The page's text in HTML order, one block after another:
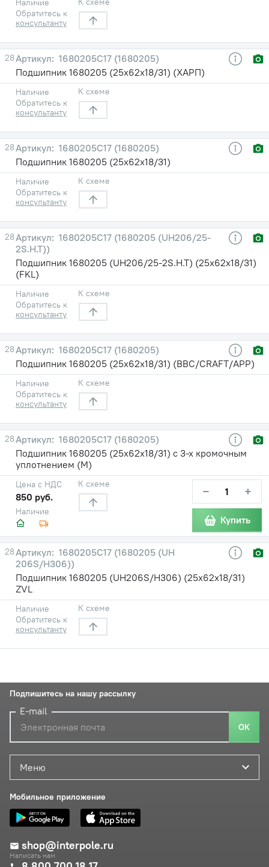
Наличие
Обратитесь к
консультанту
28
1680205С17 (1680205)
Подшипник 1680205 (25х62х18/31) (ХАРП)
Наличие
Обратитесь к
консультанту
К схеме
28
1680205С17 (1680205)
Подшипник 1680205 (25х62х18/31)
Наличие
Обратитесь к
консультанту
К схеме
28
1680205С17 (1680205 (UH206/25-
2S.H.T))
Подшипник 1680205 (UH206/25-2S.H.T) (25х62х18/31)
(FKL)
Наличие
Обратитесь к
консультанту
К схеме
28
1680205С17 (1680205)
Подшипник 1680205 (25х62х18/31) (BBC/CRAFT/APP)
Наличие
Обратитесь к
консультанту
К схеме
28
1680205С17 (1680205)
Подшипник 1680205 (25х62х18/31) с 3-х кромочным
уплотнением (М)
Наличие
Цена с НДС
850 руб.
К схеме − +
Купить
28
1680205С17 (1680205 (UH
206S/H306))
Подшипник 1680205 (UH206S/H306) (25х62х18/31)
ZVL
Наличие
Обратитесь к
консультанту
К схеме
Меню
Мобильное приложение
shop@interpole.ru
Написать нам
Подпишитесь на нашу рассылку
E-mail
ОК